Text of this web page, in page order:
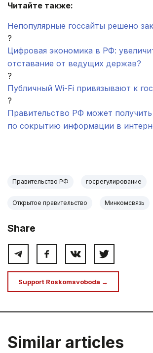
Читайте также:
Непопулярные госсайты решено
?
Цифровая экономика в РФ:
отставание от ведущих держав?
?
Публичный Wi-Fi привязывают к
?
Правительство РФ может
по сокрытию информации в
Правительство РФ госрегулирование
Открытое правительство Минкомсвязь
Share
Support Roskomsvoboda →
Similar articles